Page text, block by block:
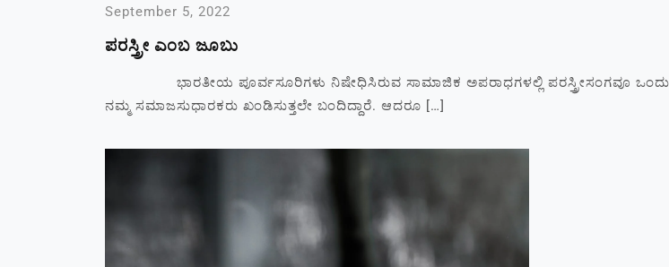
September 5, 2022
ಪರಸ್ತ್ರೀ ಎಂಬ ಜೂಬು
ಭಾರತೀಯ ಪೂರ್ವಸೂರಿಗಳು ನಿಷೇಧಿಸಿರುವ ಸಾಮಾಜಿಕ ಅಪರಾಧಗಳಲ್ಲಿ ಪರಸ್ತ್ರೀಸಂಗವೂ ಒಂದು.
ನಮ್ಮ ಸಮಾಜಸುಧಾರಕರು ಖಂಡಿಸುತ್ತಲೇ ಬಂದಿದ್ದಾರೆ. ಆದರೂ […]